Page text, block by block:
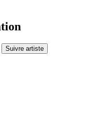
Suivre artiste